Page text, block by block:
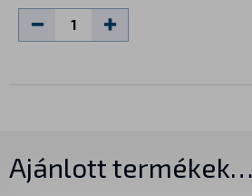
Ajánlott termékek…